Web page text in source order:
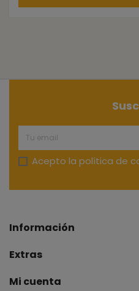
Acepto la política de
Información
Extras
Mi cuenta